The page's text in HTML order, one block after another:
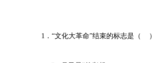
1．“文化大革命”结束的标志是（ ）